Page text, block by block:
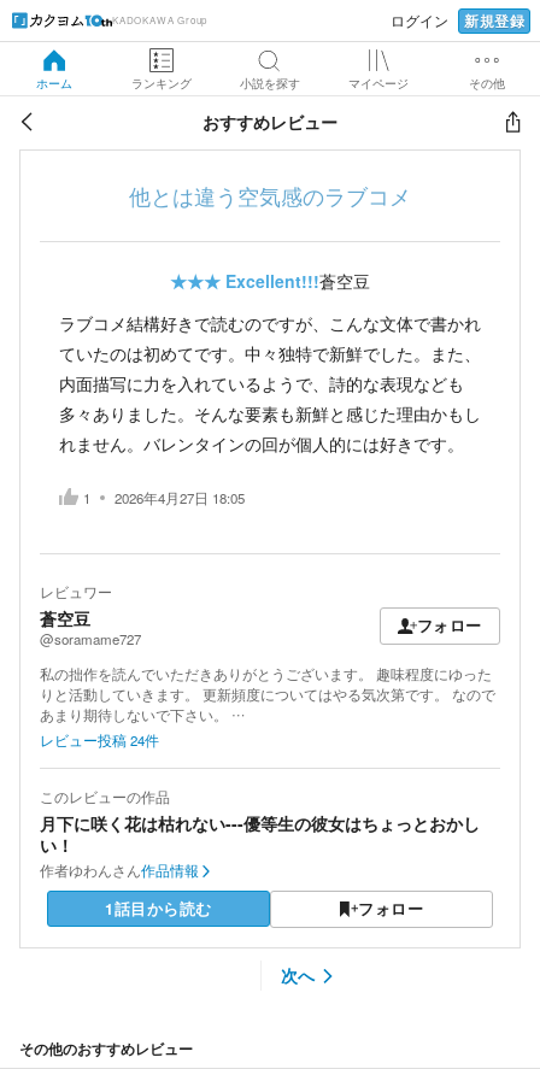
KADOKAWA Group ログイン 新規登録
ホーム ランキング 小説を探す マイページ その他
おすすめレビュー
他とは違う空気感のラブコメ
★★★ Excellent!!!蒼空豆
ラブコメ結構好きで読むのですが、こんな文体で書かれ
ていたのは初めてです。中々独特で新鮮でした。また、
内面描写に力を入れているようで、詩的な表現なども
多々ありました。そんな要素も新鮮と感じた理由かもし
れません。バレンタインの回が個人的には好きです。
1 2026年4月27日 18:05
レビュワー
蒼空豆
@soramame727
フォロー
私の拙作を読んでいただきありがとうございます。 趣味程度にゆった
りと活動していきます。 更新頻度についてはやる気次第です。 なので
あまり期待しないで下さい。 …
レビュー投稿24件
このレビューの作品
月下に咲く花は枯れない---優等生の彼女はちょっとおかし
い！
作者ゆわんさん作品情報
1話目から読む フォロー
次へ
その他のおすすめレビュー